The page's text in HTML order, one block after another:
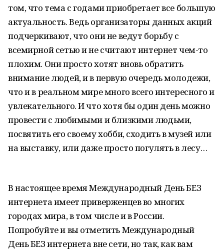
том, что тема с годами приобретает все большую
актуальность. Ведь организаторы данных акций
подчеркивают, что они не ведут борьбу с
всемирной сетью и не считают интернет чем-то
плохим. Они просто хотят вновь обратить
внимание людей, и в первую очередь молодежи,
что и в реальном мире много всего интересного и
увлекательного. И что хотя бы один день можно
провести с любимыми и близкими людьми,
посвятить его своему хобби, сходить в музей или
на выставку, или даже просто погулять в лесу…
В настоящее время Международный День БЕЗ
интернета имеет приверженцев во многих
городах мира, в том числе и в России.
Попробуйте и вы отметить Международный
День БЕЗ интернета вне сети, но так, как вам